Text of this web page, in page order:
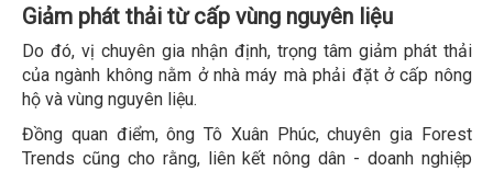
Giảm phát thải từ cấp vùng nguyên liệu
Do đó, vị chuyên gia nhận định, trọng tâm giảm phát thải
của ngành không nằm ở nhà máy mà phải đặt ở cấp nông
hộ và vùng nguyên liệu.
Đồng quan điểm, ông Tô Xuân Phúc, chuyên gia Forest
Trends cũng cho rằng, liên kết nông dân - doanh nghiệp